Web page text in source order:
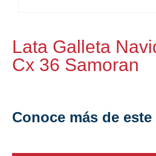
Lata Galleta
Cx 36 Samoran
Conoce más de